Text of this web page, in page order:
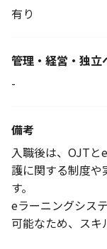
有り
管理・経営・独立
-
備考
入職後は、OJTと
護に関する制度や
す。
eラーニングシス
可能なため、スキ